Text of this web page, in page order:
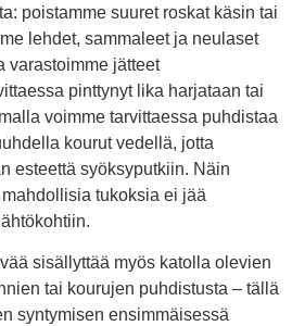
poistamme suuret roskat käsin tai
lehdet, sammaleet ja neulaset
varastoimme jätteet
pinttynyt lika harjataan tai
voimme tarvittaessa puhdistaa
kourut vedellä, jotta
esteettä syöksyputkiin. Näin
tukoksia ei jää
sisällyttää myös katolla olevien
tai kourujen puhdistusta – tällä
syntymisen ensimmäisessä